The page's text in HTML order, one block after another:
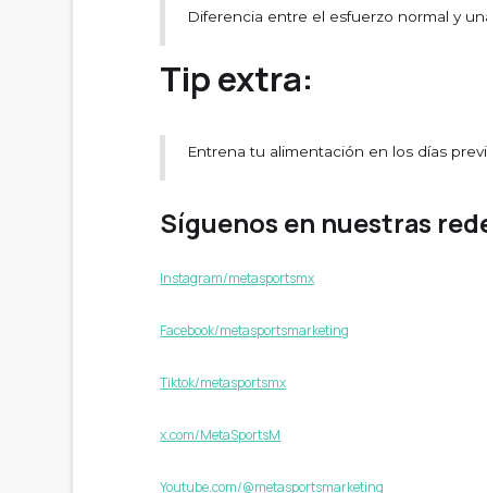
Diferencia entre el esfuerzo normal y
Tip extra:
Entrena tu alimentación en los días
Síguenos en nuestras
Instagram/metasportsmx
Facebook/metasportsmarketing
Tiktok/metasportsmx
x.com/MetaSportsM
Youtube.com/@metasportsmarketing